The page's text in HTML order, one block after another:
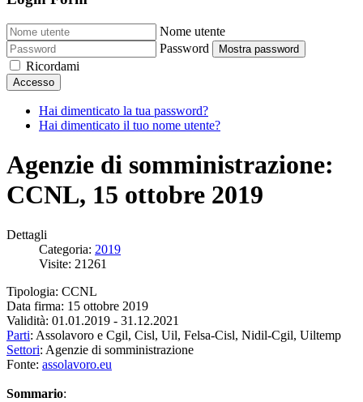
Nome utente
Password
Mostra password
Ricordami
Accesso
Hai dimenticato la tua password?
Hai dimenticato il tuo nome utente?
Agenzie di somministrazione:
CCNL, 15 ottobre 2019
Dettagli
Categoria: 2019
Visite: 21261
Tipologia: CCNL
Data firma: 15 ottobre 2019
Validità: 01.01.2019 - 31.12.2021
Parti: Assolavoro e Cgil, Cisl, Uil, Felsa-Cisl, Nidil-Cgil, Uiltemp
Settori: Agenzie di somministrazione
Fonte: assolavoro.eu
Sommario: